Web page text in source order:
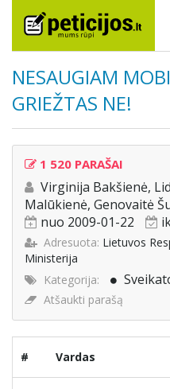
NESAUGIAM
GRIEŽTAS NE!
1 520 PARAŠAI
Virginija Bakšienė,
Malūkienė, Genovaitė
nuo 2009-01-22
Adresuota: Lietuvos
Ministerija
Kategorija:
Atšaukti parašą
# Vardas